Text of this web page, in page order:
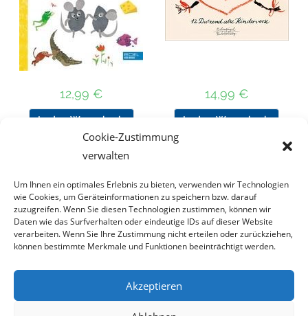
Cookie-Zustimmung
verwalten
Um Ihnen ein optimales Erlebnis zu bieten, verwenden wir Technologien
wie Cookies, um Geräteinformationen zu speichern bzw. darauf
zuzugreifen. Wenn Sie diesen Technologien zustimmen, können wir
Daten wie das Surfverhalten oder eindeutige IDs auf dieser Website
verarbeiten. Wenn Sie Ihre Zustimmung nicht erteilen oder zurückziehen,
können bestimmte Merkmale und Funktionen beeinträchtigt werden.
Akzeptieren
12,99 €
In den Warenkorb
14,99 €
In den Warenkorb
Nach Preis filtern
Kategorie
auswählen
Datenschutz Haftungsausschluss